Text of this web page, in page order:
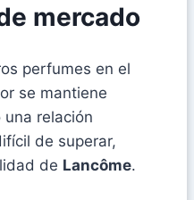
mercado
perfumes en el
se mantiene
relación
de superar,
de Lancôme.